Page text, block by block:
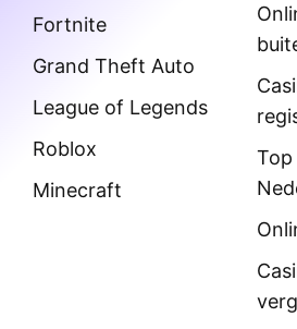
Fortnite
Grand Theft Auto
League of Legends
Roblox
Minecraft
Top